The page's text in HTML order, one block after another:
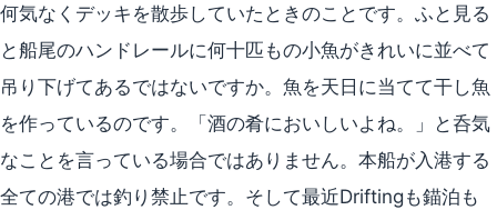
何気なくデッキを散歩していたときのことです。ふと見る
と船尾のハンドレールに何十匹もの小魚がきれいに並べて
吊り下げてあるではないですか。魚を天日に当てて干し魚
を作っているのです。「酒の肴においしいよね。」と呑気
なことを言っている場合ではありません。本船が入港する
全ての港では釣り禁止です。そして最近Driftingも錨泊も